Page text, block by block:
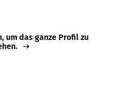
um das ganze Profil zu